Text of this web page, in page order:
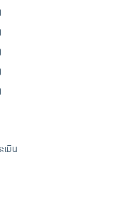
เมิน